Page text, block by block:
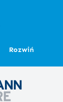
Rozwiń